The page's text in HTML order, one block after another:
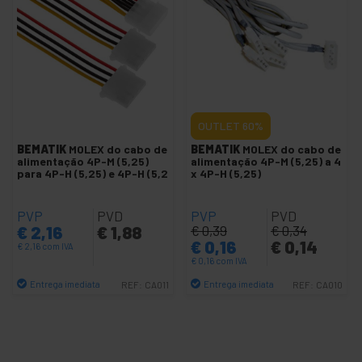
Conector MOLEX 0039012xxx
PCB conector
Conectores de cabos aéreos
Conectores MOLEX
Ponteiras de crimpagem
Régua de junção
Terminal Faston
Manga de encolher
+
Cabo e acessórios elétricos
+
BEMATIK MOLEX do cabo de
alimentação 4P-M (5,25)
para 4P-H (5,25) e 4P-H (5,2
PVP
€ 2,16
€ 2,16 com IVA
PVD
€ 1,88
Entrega imediata REF: CA011
OUTLET 60%
BEMATIK MOLEX do cabo de
alimentação 4P-M (5,25) a 4
x 4P-H (5,25)
PVP
€0,39
€ 0,16
€ 0,16 com IVA
PVD
€0,34
€ 0,14
Entrega imediata REF: CA010